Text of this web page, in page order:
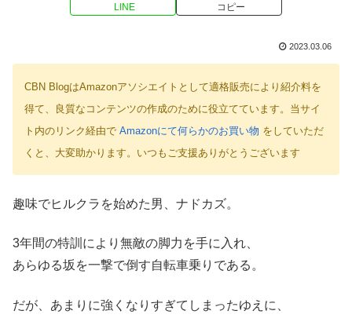
LINE コピー
2023.03.06
CBN BlogはAmazonアソシエイトとして適格販売により紹介料を
得て、良質なコンテンツの作成のために役立てています。当サイ
ト内のリンク経由で Amazonにて何らかのお買い物 をしていただ
くと、大変助かります。いつもご支援ありがとうございます
趣味でヒルクラを始めた男、ナドカズ。
3年間の特訓により無敵の脚力を手に入れ、
あらゆる坂を一撃で倒す自転車乗りである。
だが、あまりに強くなりすぎてしまったゆえに、